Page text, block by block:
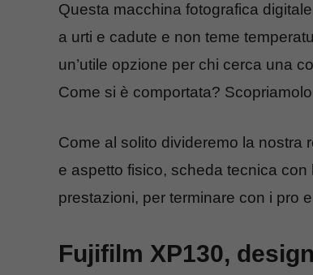
Questa macchina fotografica
a urti e cadute e non teme
un’utile opzione per chi cerca una
Come si è comportata?
Come al solito divideremo la nostra
e aspetto fisico, scheda tecnica
prestazioni, per terminare con i pro
Fujifilm XP130,